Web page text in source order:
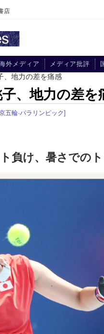
店
外メディア メディア批評
、地力の差を痛感
、地力の差を
五輪·パラリンピック]
負け、暑さでの